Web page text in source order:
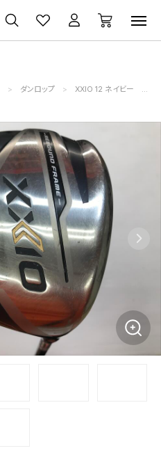
買取
無料査定
クーポン
一覧
ダンロップ XXIO 12 ネイビー